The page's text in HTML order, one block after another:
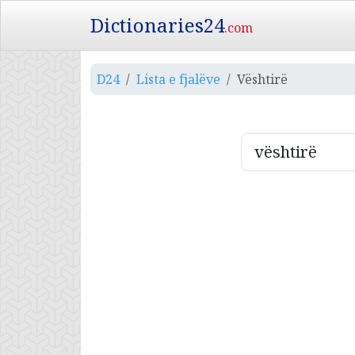
Dictionaries24.com
D24 Lista e fjalëve Vështirë